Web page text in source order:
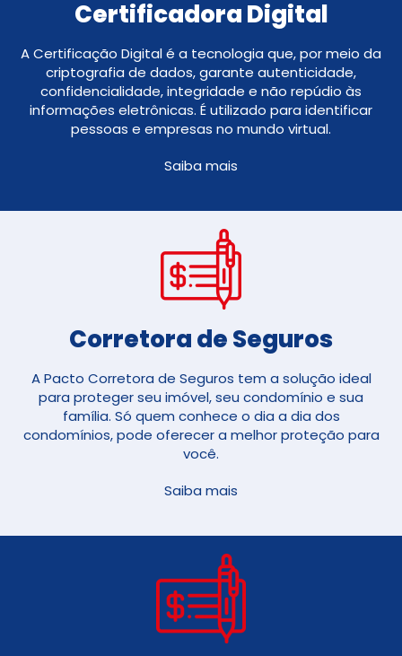
Certificadora Digital
A Certificação Digital é a tecnologia que, por meio da
criptografia de dados, garante autenticidade,
confidencialidade, integridade e não repúdio às
informações eletrônicas. É utilizado para identificar
pessoas e empresas no mundo virtual.
Saiba mais
Corretora de Seguros​
A Pacto Corretora de Seguros tem a solução ideal
para proteger seu imóvel, seu condomínio e sua
família. Só quem conhece o dia a dia dos
condomínios, pode oferecer a melhor proteção para
você.
Saiba mais